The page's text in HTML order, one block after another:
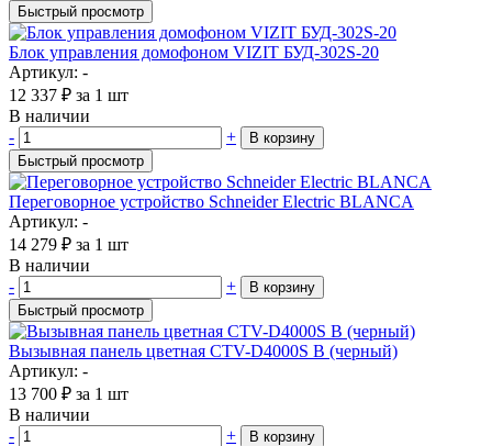
Быстрый просмотр
Блок управления домофоном VIZIT БУД-302S-20
Артикул: -
12 337 ₽ за 1 шт
В наличии
-
+
В корзину
Быстрый просмотр
Переговорное устройство Schneider Electric BLANCA
Артикул: -
14 279 ₽ за 1 шт
В наличии
-
+
В корзину
Быстрый просмотр
Вызывная панель цветная CTV-D4000S B (черный)
Артикул: -
13 700 ₽ за 1 шт
В наличии
-
+
В корзину